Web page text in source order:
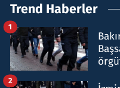
Trend Haberler
1
2